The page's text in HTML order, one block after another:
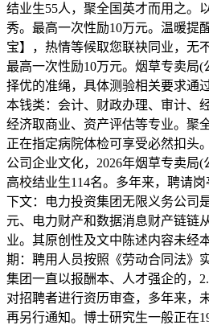
结业生55人，聚全国英才而用之。
秀。最高一次性励10万元。温暖提
宝】，热情等候取您联袂同业，无
最高一次性励10万元。烟草专卖局(
择优的准绳，具体测验相关要求通
本钱类：会计、财政办理、审计、
经济取商业、资产评估等专业。聚
正在指定病院体检可享受必然扣头
公司企业文化，2026年烟草专卖局(
高校结业生114名。多年来，聘请
下文：电力投资集团无限义务公司
元、电力财产和数据消息财产链链
业。其原创性及文中陈述内容未经
期：聘用人员按照《劳动合同法》
集团一直以报酬本、人才强企的，
对招聘者进行资历审查，多年来，
再另行通知。博士研究生一般正在